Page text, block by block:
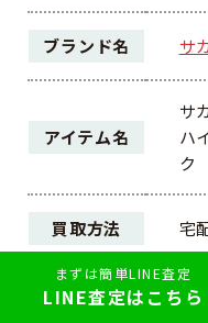
まずは簡単LINE査定
LINE査定はこちら
ブランド名 サ
アイテム名
サ
ハ
ク
買取方法 宅
ランク AB